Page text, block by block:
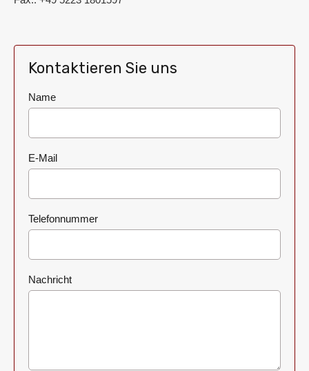
Kontaktieren Sie uns
Name
E-Mail
Telefonnummer
Nachricht